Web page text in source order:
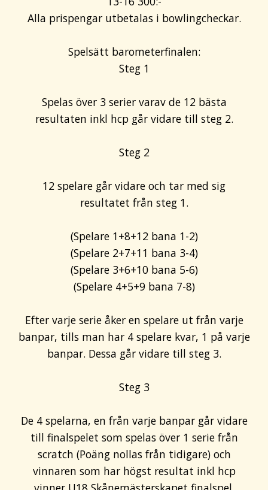
Alla prispengar utbetalas i bowlingcheckar.
Spelsätt barometerfinalen:
Steg 1
Spelas över 3 serier varav de 12 bästa
resultaten inkl hcp går vidare till steg 2.
Steg 2
12 spelare går vidare och tar med sig
resultatet från steg 1.
(Spelare 1+8+12 bana 1-2)
(Spelare 2+7+11 bana 3-4)
(Spelare 3+6+10 bana 5-6)
(Spelare 4+5+9 bana 7-8)
Efter varje serie åker en spelare ut från varje
banpar, tills man har 4 spelare kvar, 1 på varje
banpar. Dessa går vidare till steg 3.
Steg 3
De 4 spelarna, en från varje banpar går vidare
till finalspelet som spelas över 1 serie från
scratch (Poäng nollas från tidigare) och
vinnaren som har högst resultat inkl hcp